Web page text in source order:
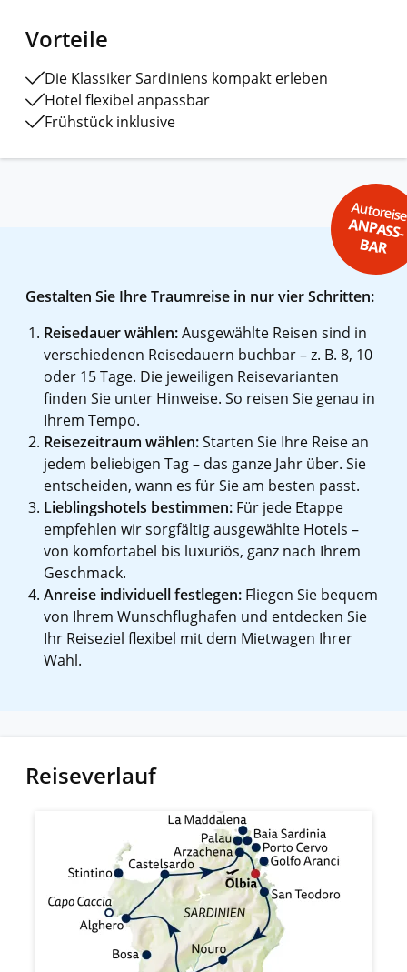
Vorteile
Die Klassiker Sardiniens kompakt erleben
Hotel flexibel anpassbar
Frühstück inklusive
ANPASS-
BAR
Gestalten Sie Ihre Traumreise in nur vier Schritten:
Reisedauer wählen:Ausgewählte Reisen sind in
verschiedenen Reisedauern buchbar – z. B. 8, 10
oder 15 Tage. Die jeweiligen Reisevarianten
finden Sie unter Hinweise. So reisen Sie genau in
Ihrem Tempo.
Reisezeitraum wählen:Starten Sie Ihre Reise an
jedem beliebigen Tag – das ganze Jahr über. Sie
entscheiden, wann es für Sie am besten passt.
Lieblingshotels bestimmen: Für jede Etappe
empfehlen wir sorgfältig ausgewählte Hotels –
von komfortabel bis luxuriös, ganz nach Ihrem
Geschmack.
Anreise individuell festlegen: Fliegen Sie bequem
von Ihrem Wunschflughafen und entdecken Sie
Ihr Reiseziel flexibel mit dem Mietwagen Ihrer
Wahl.
Reiseverlauf